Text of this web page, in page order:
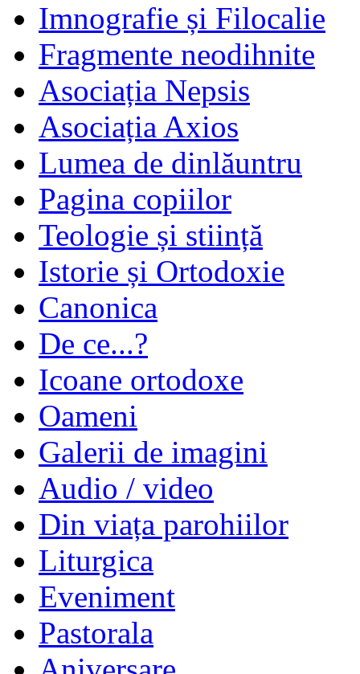
Imnografie și Filocalie
Fragmente neodihnite
Asociația Nepsis
Asociația Axios
Lumea de dinlăuntru
Pagina copiilor
Teologie și stiință
Istorie și Ortodoxie
Canonica
De ce...?
Icoane ortodoxe
Oameni
Galerii de imagini
Audio / video
Din viața parohiilor
Liturgica
Eveniment
Pastorala